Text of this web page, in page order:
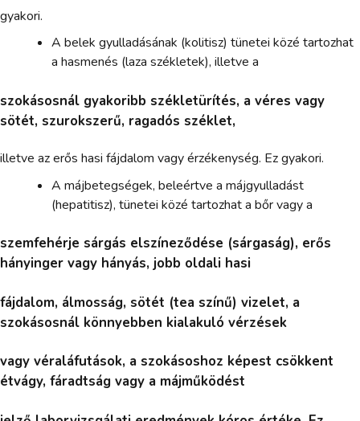
gyakori.
A belek gyulladásának (kolitisz) tünetei közé tartozhat
a hasmenés (laza székletek), illetve a
szokásosnál gyakoribb székletürítés, a véres vagy
sötét, szurokszerű, ragadós széklet,
illetve az erős hasi fájdalom vagy érzékenység. Ez gyakori.
A májbetegségek, beleértve a májgyulladást
(hepatitisz), tünetei közé tartozhat a bőr vagy a
szemfehérje sárgás elszíneződése (sárgaság), erős
hányinger vagy hányás, jobb oldali hasi
fájdalom, álmosság, sötét (tea színű) vizelet, a
szokásosnál könnyebben kialakuló vérzések
vagy véraláfutások, a szokásoshoz képest csökkent
étvágy, fáradtság vagy a májműködést